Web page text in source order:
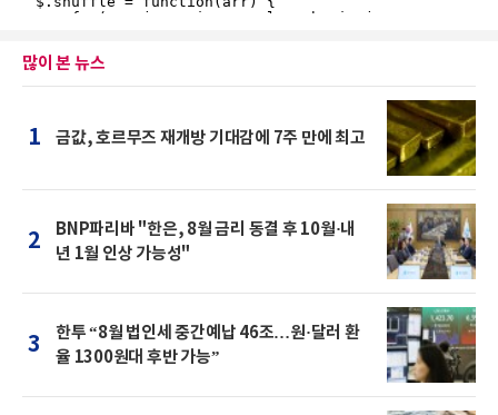
많이 본 뉴스
1 금값, 호르무즈 재개방 기대감에 7주 만에 최고
2
BNP파리바 "한은, 8월 금리 동결 후 10월·내
년 1월 인상 가능성"
3
한투 “8월 법인세 중간예납 46조…원·달러 환
율 1300원대 후반 가능”